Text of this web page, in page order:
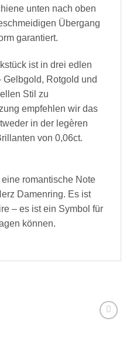
unten nach oben
Übergang
garantiert.
ist in drei edlen
Rotgold und
Stil zu
empfehlen wir das
in der legèren
von 0,06ct.
romantische Note
Damenring. Es ist
– es ist ein Symbol für
können.